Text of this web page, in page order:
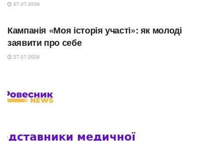
27.07.2026
Кампанія «Моя історія участі»: як молоді
заявити про себе
27.07.2026